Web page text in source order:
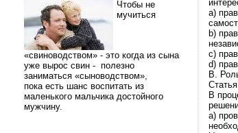
Чтобы не
мучиться
«свиноводством» - это когда из сына
уже вырос свин - полезно
заниматься «сыноводством»,
пока есть шанс воспитать из
маленького мальчика достойного
мужчину.
a)
b)
c)
d)
B.
В
a)